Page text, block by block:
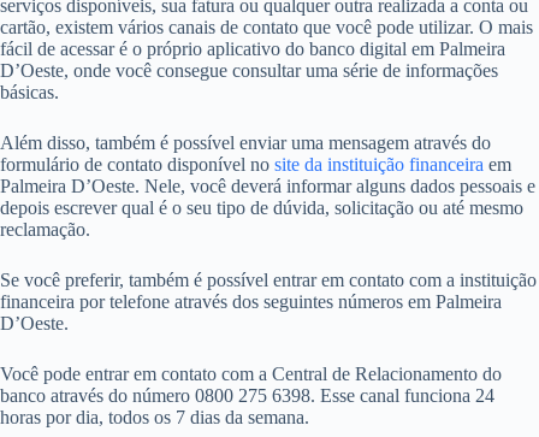
serviços disponíveis, sua fatura ou qualquer outra realizada a conta ou
cartão, existem vários canais de contato que você pode utilizar. O mais
fácil de acessar é o próprio aplicativo do banco digital em Palmeira
D’Oeste, onde você consegue consultar uma série de informações
básicas.
Além disso, também é possível enviar uma mensagem através do
formulário de contato disponível no site da instituição financeira em
Palmeira D’Oeste. Nele, você deverá informar alguns dados pessoais e
depois escrever qual é o seu tipo de dúvida, solicitação ou até mesmo
reclamação.
Se você preferir, também é possível entrar em contato com a instituição
financeira por telefone através dos seguintes números em Palmeira
D’Oeste.
Você pode entrar em contato com a Central de Relacionamento do
banco através do número 0800 275 6398. Esse canal funciona 24
horas por dia, todos os 7 dias da semana.